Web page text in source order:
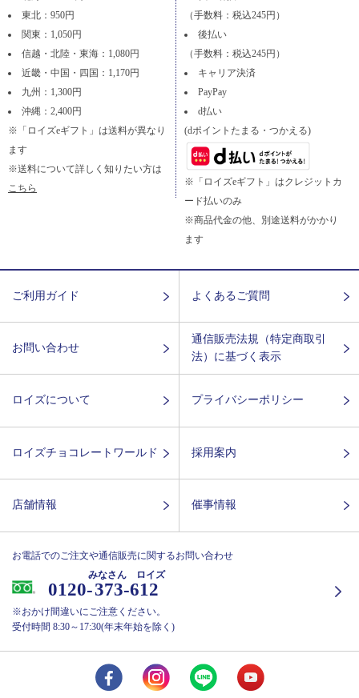
東北：950円
関東：1,050円
信越・北陸・東海：1,080円
近畿・中国・四国：1,170円
九州：1,300円
沖縄：2,400円
※「ロイズeギフト」は送料が異なり
ます
※送料について詳しく知りたい方は
こちら
（手数料：税込245円）
後払い
（手数料：税込245円）
キャリア決済
PayPay
d払い
(dポイントたまる・つかえる)
※「ロイズeギフト」はクレジットカ
ード払いのみ
※商品代金の他、別途送料がかかり
ます
ご利用ガイド よくあるご質問
お問い合わせ
通信販売法規（特定商取引
法）に基づく表示
ロイズについて プライバシーポリシー
ロイズチョコレートワールド 採用案内
店舗情報 催事情報
お電話でのご注文や通信販売に関するお問い合わせ
0120-373-612
みなさん ロイズ
※おかけ間違いにご注意ください。
受付時間 8:30～17:30(年末年始を除く)